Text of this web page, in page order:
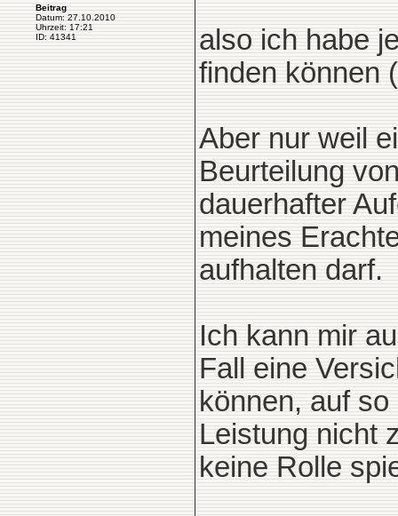
Beitrag
Datum: 27.10.2010
Uhrzeit: 17:21
ID: 41341
also ich habe
finden können
Aber nur weil
Beurteilung
dauerhafter
meines
aufhalten darf.
Ich kann mir
Fall eine
können, auf
Leistung nicht
keine Rolle